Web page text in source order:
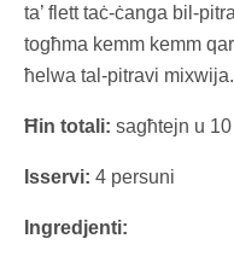
ta’ flett taċ-ċanga bil-
togħma kemm kemm
ħelwa tal-pitravi mixwija.
Ħin totali: sagħtejn u
Isservi: 4 persuni
Ingredjenti: